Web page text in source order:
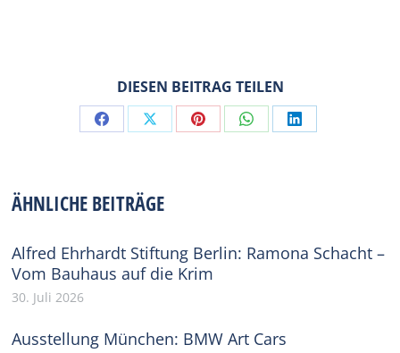
DIESEN BEITRAG TEILEN
Share Share Share Share Share
ÄHNLICHE BEITRÄGE
Alfred Ehrhardt Stiftung Berlin: Ramona Schacht –
Vom Bauhaus auf die Krim
30. Juli 2026
Ausstellung München: BMW Art Cars